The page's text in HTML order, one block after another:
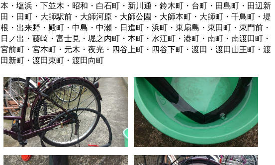
本・塩浜・下並木・昭和・白石町・新川通・鈴木町・台町・田島町・田辺新
田・田町・大師駅前・大師河原・大師公園・大師本町・大師町・千鳥町・堤
根・出来野・殿町・中島・中瀬・日進町・浜町・東扇島・東田町・東門前・
日ノ出・藤崎・富士見・堀之内町・本町・水江町・港町・南町・南渡田町・
宮前町・宮本町・元木・夜光・四谷上町・四谷下町・渡田・渡田山王町・渡
田新町・渡田東町・渡田向町